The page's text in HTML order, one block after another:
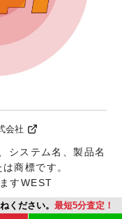
ください。 最短5分査定！
会社
システム名、製品名
商標です。
すWEST